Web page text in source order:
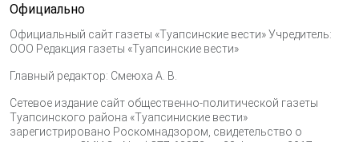
Официально
Официальный сайт газеты «Туапсинские вести» Учредитель:
ООО Редакция газеты «Туапсинские вести»
Главный редактор: Смеюха А. В.
Сетевое издание сайт общественно-политической газеты
Туапсинского района «Туапсиниские вести»
зарегистрировано Роскомнадзором, свидетельство о